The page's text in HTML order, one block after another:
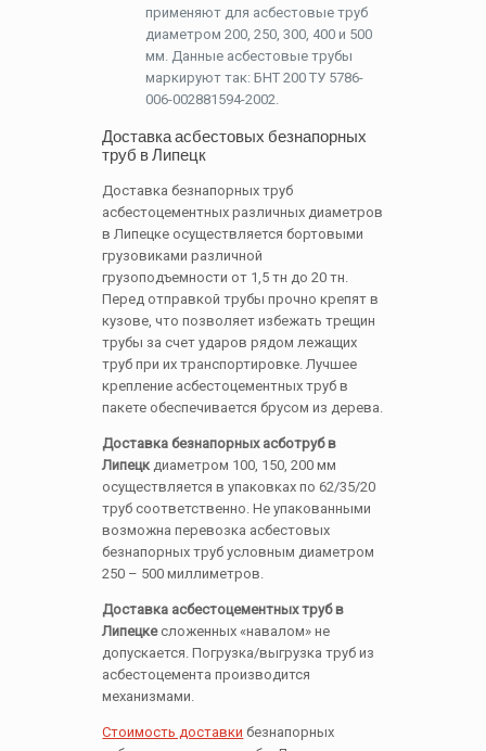
применяют для асбестовые труб
диаметром 200, 250, 300, 400 и 500
мм. Данные асбестовые трубы
маркируют так: БНТ 200 ТУ 5786-
006-002881594-2002.
Доставка асбестовых безнапорных
труб в Липецк
Доставка безнапорных труб
асбестоцементных различных диаметров
в Липецке осуществляется бортовыми
грузовиками различной
грузоподъемности от 1,5 тн до 20 тн.
Перед отправкой трубы прочно крепят в
кузове, что позволяет избежать трещин
трубы за счет ударов рядом лежащих
труб при их транспортировке. Лучшее
крепление асбестоцементных труб в
пакете обеспечивается брусом из дерева.
Доставка безнапорных асботруб в
Липецк диаметром 100, 150, 200 мм
осуществляется в упаковках по 62/35/20
труб соответственно. Не упакованными
возможна перевозка асбестовых
безнапорных труб условным диаметром
250 – 500 миллиметров.
Доставка асбестоцементных труб в
Липецкесложенных «навалом» не
допускается. Погрузка/выгрузка труб из
асбестоцемента производится
механизмами.
Стоимость доставки безнапорных